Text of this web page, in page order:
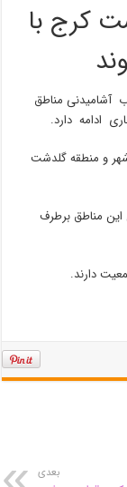
کرج با
آشامیدنی مناطق
و منطقه گلدشت
مناطق برطرف
بعدی